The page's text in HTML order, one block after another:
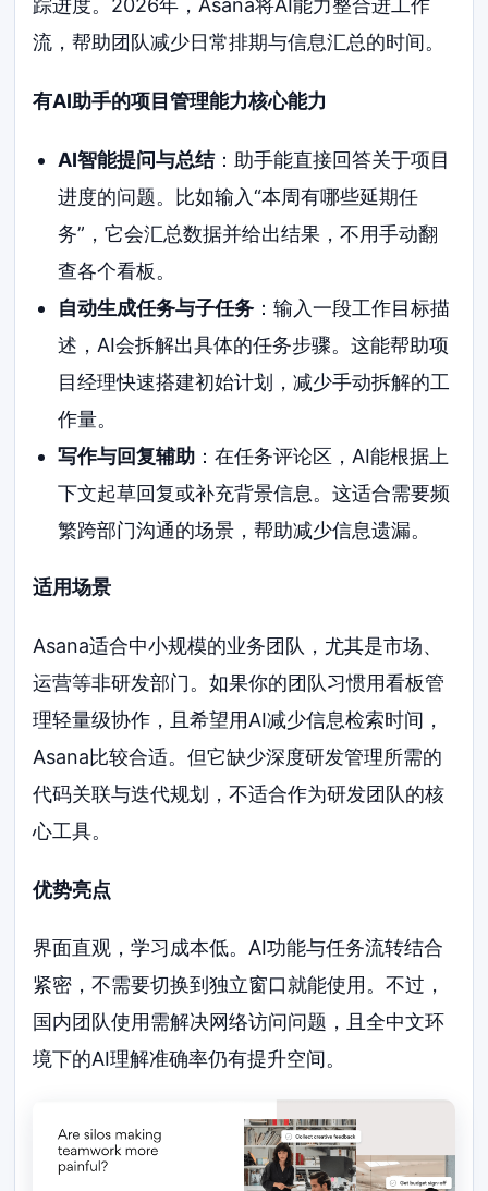
踪进度。2026年，Asana将AI能力整合进工作
流，帮助团队减少日常排期与信息汇总的时间。
有AI助手的项目管理能力核心能力
AI智能提问与总结：助手能直接回答关于项目
进度的问题。比如输入“本周有哪些延期任
务”，它会汇总数据并给出结果，不用手动翻
查各个看板。
自动生成任务与子任务：输入一段工作目标描
述，AI会拆解出具体的任务步骤。这能帮助项
目经理快速搭建初始计划，减少手动拆解的工
作量。
写作与回复辅助：在任务评论区，AI能根据上
下文起草回复或补充背景信息。这适合需要频
繁跨部门沟通的场景，帮助减少信息遗漏。
适用场景
Asana适合中小规模的业务团队，尤其是市场、
运营等非研发部门。如果你的团队习惯用看板管
理轻量级协作，且希望用AI减少信息检索时间，
Asana比较合适。但它缺少深度研发管理所需的
代码关联与迭代规划，不适合作为研发团队的核
心工具。
优势亮点
界面直观，学习成本低。AI功能与任务流转结合
紧密，不需要切换到独立窗口就能使用。不过，
国内团队使用需解决网络访问问题，且全中文环
境下的AI理解准确率仍有提升空间。